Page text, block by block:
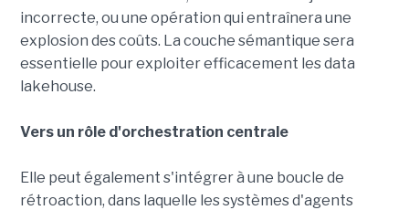
incorrecte, ou une opération qui entraînera une
explosion des coûts. La couche sémantique sera
essentielle pour exploiter efficacement les data
lakehouse.
Vers un rôle d'orchestration centrale
Elle peut également s'intégrer à une boucle de
rétroaction, dans laquelle les systèmes d'agents